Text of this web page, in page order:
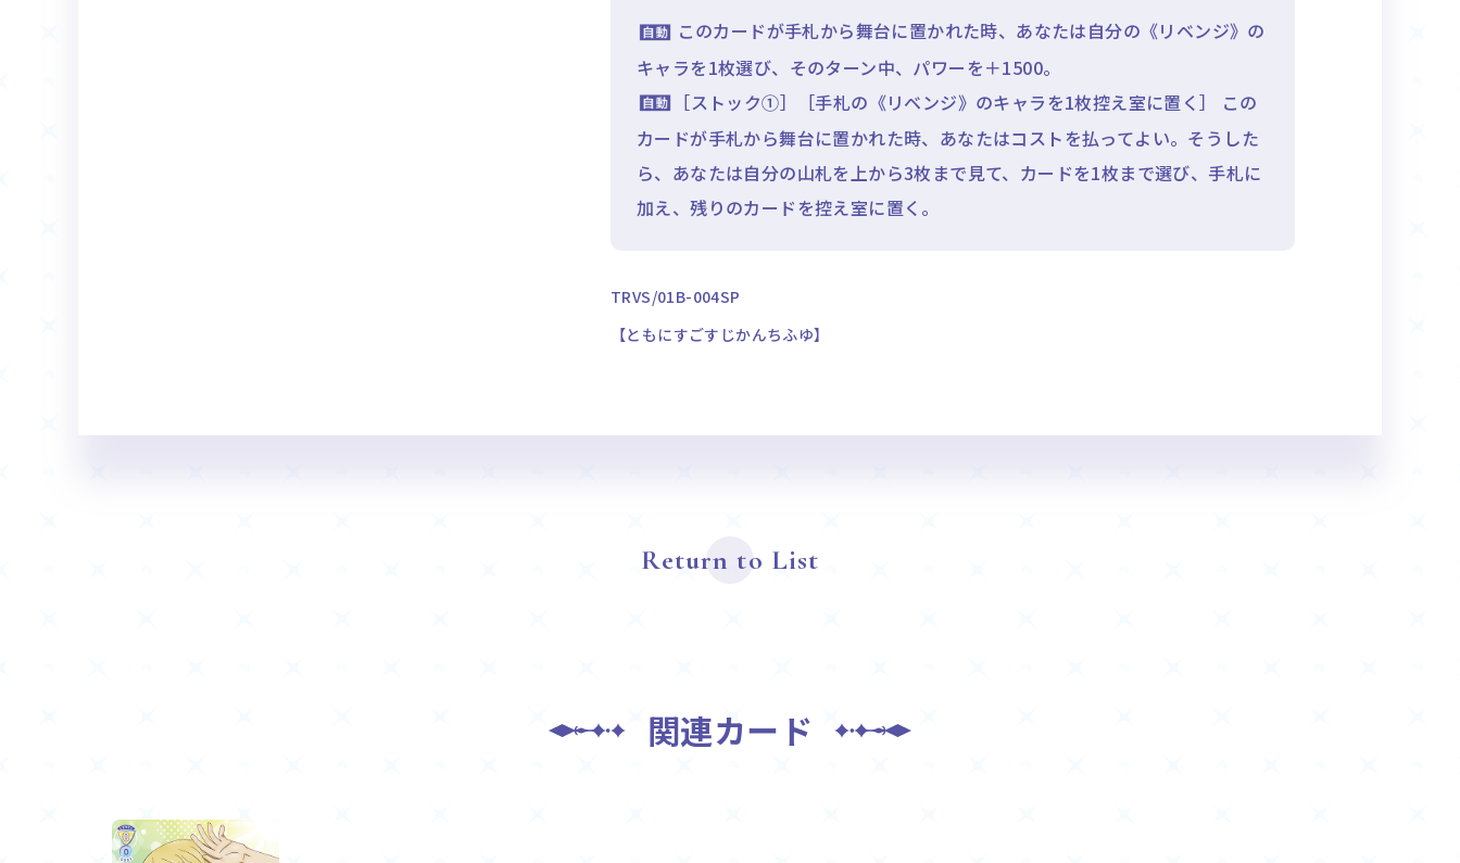
このカードが手札から舞台に置かれた時、あなたは自分の《リベンジ》の
キャラを1枚選び、そのターン中、パワーを＋1500。
［ストック①］［手札の《リベンジ》のキャラを1枚控え室に置く］ この
カードが手札から舞台に置かれた時、あなたはコストを払ってよい。そうした
ら、あなたは自分の山札を上から3枚まで見て、カードを1枚まで選び、手札に
加え、残りのカードを控え室に置く。
TRVS/01B-004SP
【ともにすごすじかんちふゆ】
Return to List
関連カード